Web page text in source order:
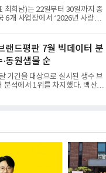
리(7.30) 등 직급별로 총 4회에 걸
새로이(e)는 NH농협캐피탈 MZ
) 구성된 자율 참여조직으로, 조
최희남)는 22일부터 30일까지 종
6개 사업장에서 ‘2026년 사랑나
름휴가 등으로 헌혈 참여가 줄어
혈액 수급에 기여하고 생명나눔
해 마련됐다.캠페인은 종근당 천
▲효종연구소 ▲종근당바이오 안
아산본사 ▲종근당건강 당진공장
국 6개 사업장에서 릴레이 방식
인 기간에는 임직원의 참여를 독
랜드평판 7월 빅데이터 분
동원샘물 순
기간을 대상으로 실시된 생수 브
분석에서 1위를 차지했다. 백산수
빅데이터 3,702,555건을 분석한
건) 대비 7.76% 증가한 수
면 7월 생수 브랜드평판 순위는 삼
샘물, 스파클, 아이시스, 에비앙,